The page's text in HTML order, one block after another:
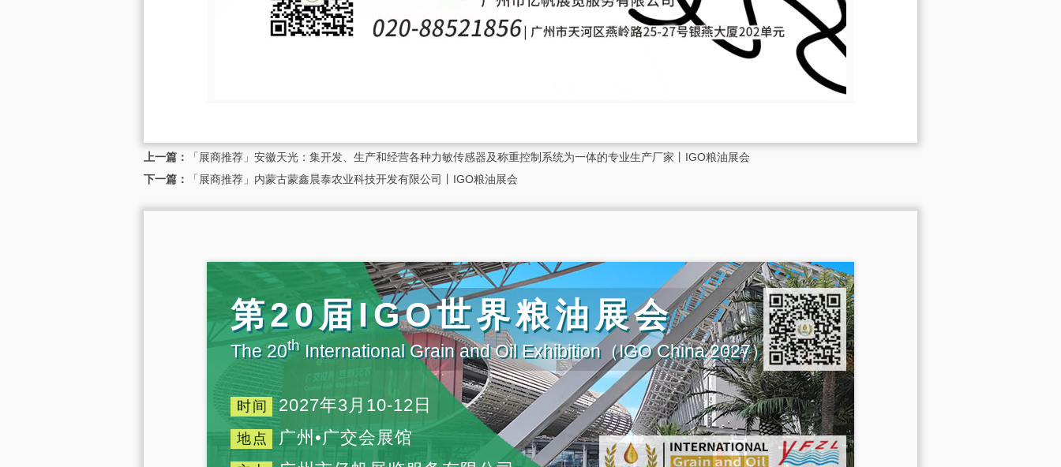
上一篇：
「展商推荐」安徽天光：集开发、生产和经营各种力敏传感器及称重控制系统为一体的专业生产厂家丨IGO粮油展会
下一篇：
「展商推荐」内蒙古蒙鑫晨泰农业科技开发有限公司丨IGO粮油展会
第20届IGO世界粮油展会
The 20thInternational Grain and Oil Exhibition（IGO China 2027）
时间 2027年3月10-12日
地点 广州•广交会展馆